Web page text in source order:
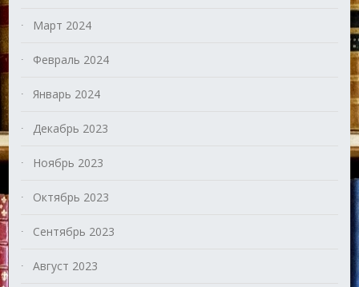
Март 2024
Февраль 2024
Январь 2024
Декабрь 2023
Ноябрь 2023
Октябрь 2023
Сентябрь 2023
Август 2023